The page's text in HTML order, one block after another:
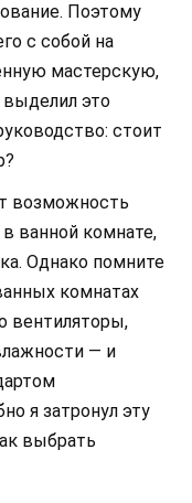
Поэтому
с собой на
мастерскую,
это
стоит
возможность
в ванной комнате,
Однако помните
комнатах
вентиляторы,
— и
я затронул эту
выбрать